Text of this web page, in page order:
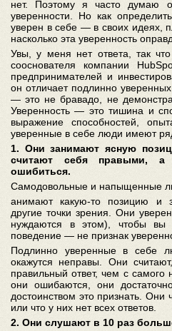
нет. Поэтому я часто думаю
уверенности. Но как
уверен в себе — в своих идеях,
насколько эта уверенность
Увы, у меня нет ответа, так
сооснователя компании
предпринимателей и
он отличает подлинно
— это не бравадо, не
Уверенность — это тишина и
выражение способностей,
уверенные в себе люди имеют
1. Они занимают ясную
считают себя правыми,
ошибиться.
Самодовольные и напыщенные
анимают какую-то позицию и
другие точки зрения. Они
нуждаются в этом), чтобы
поведение — не признак
Подлинно уверенные в себе
окажутся неправы. Они
правильный ответ, чем с
они ошибаются, они
достоинством это признать. Они
или что у них нет всех ответов.
2. Они слушают в 10 раз